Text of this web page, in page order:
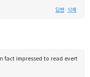
답변 삭제
fact impressed to read evert